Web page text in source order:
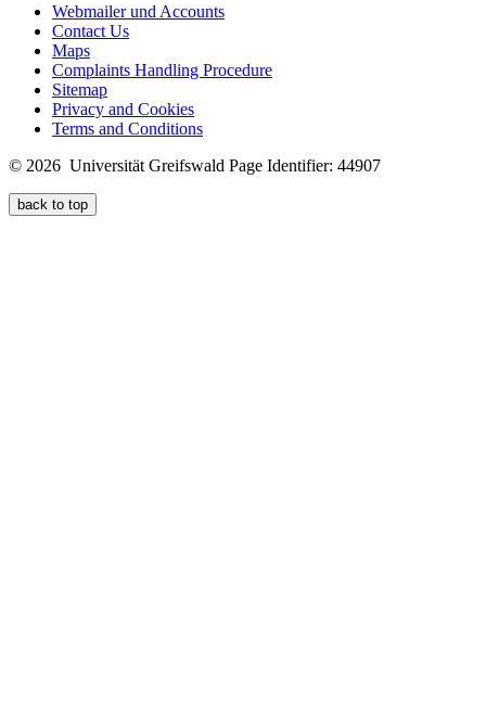
Webmailer und Accounts
Contact Us
Maps
Complaints Handling Procedure
Sitemap
Privacy and Cookies
Terms and Conditions
© 2026 Universität Greifswald Page Identifier: 44907
back to top